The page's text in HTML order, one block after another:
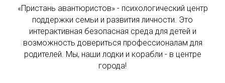
«Пристань авантюристов» - психологический центр
поддержки семьи и развития личности. Это
интерактивная безопасная среда для детей и
возможность довериться профессионалам для
родителей. Мы, наши лодки и корабли - в центре
города!